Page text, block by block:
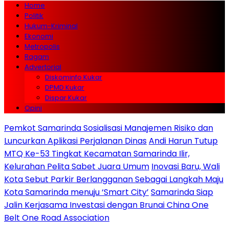
Home
Politik
Hukum-Kriminal
Ekonomi
Metropolis
Ragam
Advertorial
Diskominfo Kukar
DPMD Kukar
Dispar Kukar
Opini
Pemkot Samarinda Sosialisasi Manajemen Risiko dan
Luncurkan Aplikasi Perjalanan DinasAndi Harun Tutup
MTQ Ke-53 Tingkat Kecamatan Samarinda Ilir,
Kelurahan Pelita Sabet Juara Umum Inovasi Baru, Wali
Kota Sebut Parkir Berlangganan Sebagai Langkah Maju
Kota Samarinda menuju ‘Smart City’ Samarinda Siap
Jalin Kerjasama Investasi dengan Brunai China One
Belt One Road Association